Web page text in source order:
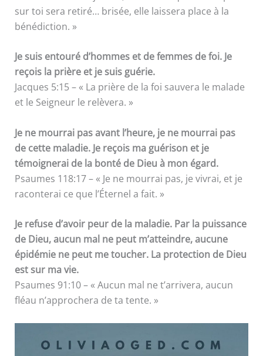
sur toi sera retiré… brisée, elle laissera place à la
bénédiction. »
Je suis entouré d’hommes et de femmes de foi. Je
reçois la prière et je suis guérie.
Jacques 5:15 – « La prière de la foi sauvera le malade
et le Seigneur le relèvera. »
Je ne mourrai pas avant l’heure, je ne mourrai pas
de cette maladie. Je reçois ma guérison et je
témoignerai de la bonté de Dieu à mon égard.
Psaumes 118:17 – « Je ne mourrai pas, je vivrai, et je
raconterai ce que l’Éternel a fait. »
Je refuse d’avoir peur de la maladie. Par la puissance
de Dieu, aucun mal ne peut m’atteindre, aucune
épidémie ne peut me toucher. La protection de Dieu
est sur ma vie.
Psaumes 91:10 – « Aucun mal ne t’arrivera, aucun
fléau n’approchera de ta tente. »